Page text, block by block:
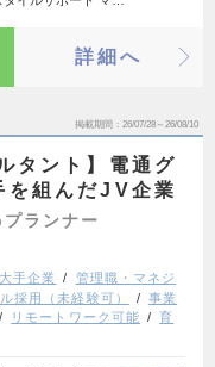
詳細へ
掲載期間 26/07/28～26/08/10
タント】電通グ
を組んだJV企業
ランナー
大手企業
管理職・マネジ
採用（未経験可）
事業
リモートワーク可能
育